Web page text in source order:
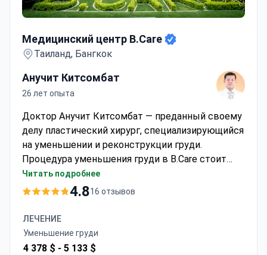
Медицинский центр B.Care
Таиланд, Бангкок
Анучит Китсомбат
26 лет опыта
Доктор Анучит Китсомбат — преданный своему
делу пластический хирург, специализирующийся
на уменьшении и реконструкции груди.
Процедура уменьшения груди в B.Care стоит
около 235 000 тайских батов — обычно это
покрывает операцию, 1 ночь в отделении
послеоперационные визиты. В пакет включены
трансфер из аэропорта, питание и базовые
обследования. B.Care имеет награду Тайского
Читать подробнее
4.816 отзывов
ЛЕЧЕНИЕ
Уменьшение груди
4 378 $ - 5 133 $